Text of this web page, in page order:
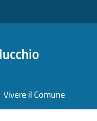
Vivere il Comune